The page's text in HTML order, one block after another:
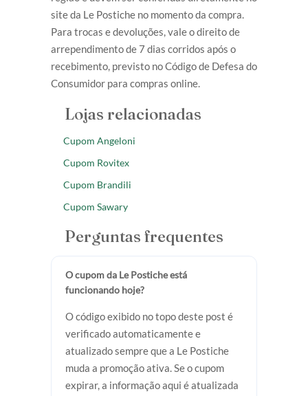
site da Le Postiche no momento da compra.
Para trocas e devoluções, vale o direito de
arrependimento de 7 dias corridos após o
recebimento, previsto no Código de Defesa do
Consumidor para compras online.
Lojas relacionadas
Cupom Angeloni
Cupom Rovitex
Cupom Brandili
Cupom Sawary
Perguntas frequentes
O cupom da Le Postiche está
funcionando hoje?
O código exibido no topo deste post é
verificado automaticamente e
atualizado sempre que a Le Postiche
muda a promoção ativa. Se o cupom
expirar, a informação aqui é atualizada